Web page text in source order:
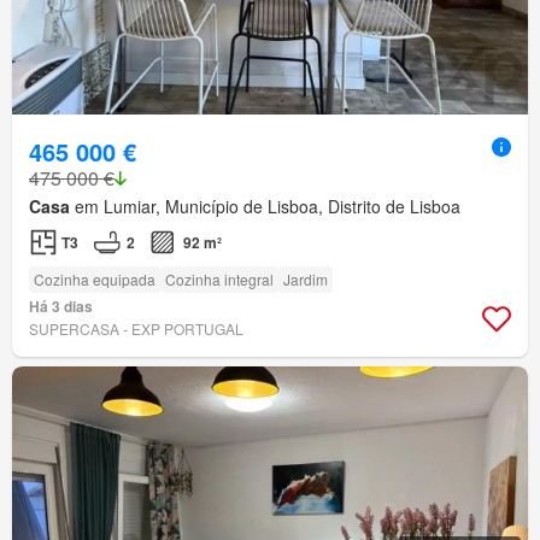
465 000 €
475 000 €
Casa em Lumiar, Município de Lisboa, Distrito de Lisboa
T3 2 92 m²
Cozinha equipada Cozinha integral Jardim
Há 3 dias
SUPERCASA - EXP PORTUGAL